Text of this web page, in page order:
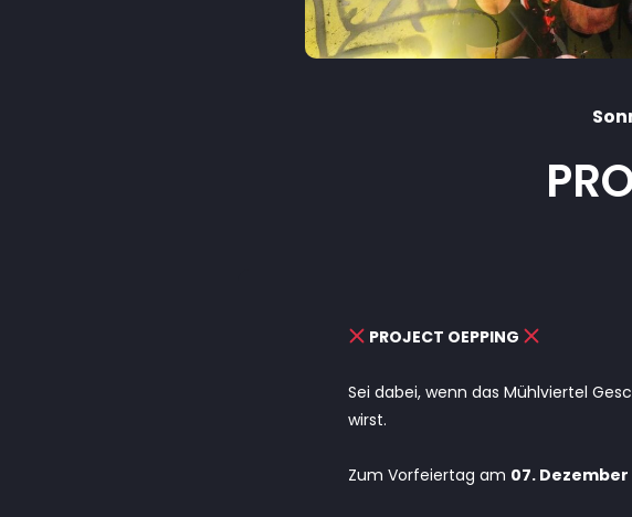
PROJECT OEPPING
Sei dabei, wenn das Mühlviertel
wirst.
Zum Vorfeiertag am 07. Dezember